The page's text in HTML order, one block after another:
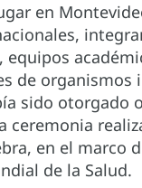
en
equipos
de organismos
sido otorgado
ceremonia
en el marco
de la Salud.